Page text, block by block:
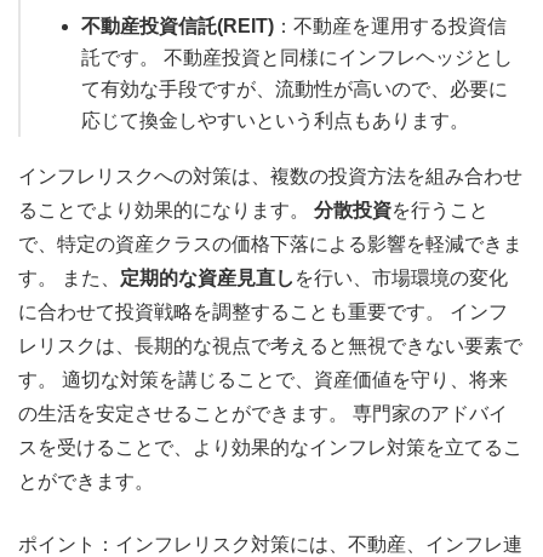
不動産投資信託(REIT) ：不動産を運用する投資信
託です。 不動産投資と同様にインフレヘッジとし
て有効な手段ですが、流動性が高いので、必要に
応じて換金しやすいという利点もあります。
インフレリスクへの対策は、複数の投資方法を組み合わせ
ることでより効果的になります。 分散投資を行うこと
で、特定の資産クラスの価格下落による影響を軽減できま
す。 また、 定期的な資産見直し を行い、市場環境の変化
に合わせて投資戦略を調整することも重要です。 インフ
レリスクは、長期的な視点で考えると無視できない要素で
す。 適切な対策を講じることで、資産価値を守り、将来
の生活を安定させることができます。 専門家のアドバイ
スを受けることで、より効果的なインフレ対策を立てるこ
とができます。
ポイント：インフレリスク対策には、不動産、インフレ連